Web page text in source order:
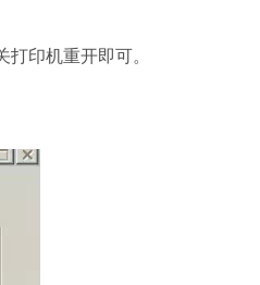
印机重开即可。